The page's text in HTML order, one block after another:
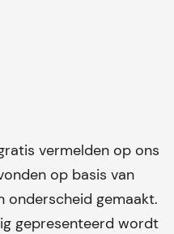
vermelden op ons
op basis van
onderscheid gemaakt.
gepresenteerd wordt